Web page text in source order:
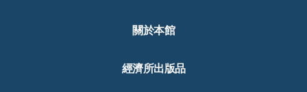
關於本館
經濟所出版品